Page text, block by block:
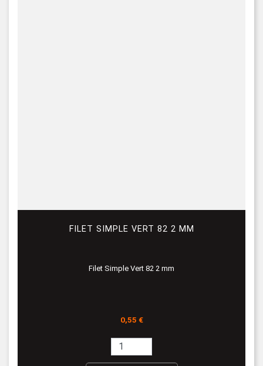
FILET SIMPLE VERT 82 2 MM
Filet Simple Vert 82 2 mm
Prix
0,55 €